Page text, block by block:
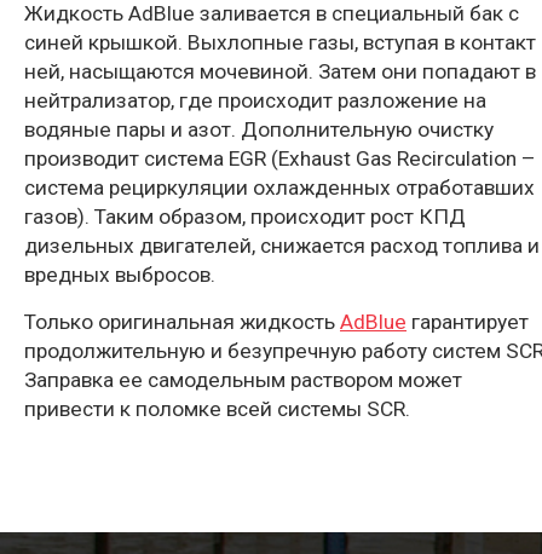
Жидкость AdBlue заливается в специальный бак с
синей крышкой. Выхлопные газы, вступая в контакт
ней, насыщаются мочевиной. Затем они попадают в
нейтрализатор, где происходит разложение на
водяные пары и азот. Дополнительную очистку
производит система EGR (Exhaust Gas Recirculation –
система рециркуляции охлажденных отработавших
газов). Таким образом, происходит рост КПД
дизельных двигателей, снижается расход топлива и
вредных выбросов.
Только оригинальная жидкость AdBlue гарантирует
продолжительную и безупречную работу систем
Заправка ее самодельным раствором может
привести к поломке всей системы SCR.